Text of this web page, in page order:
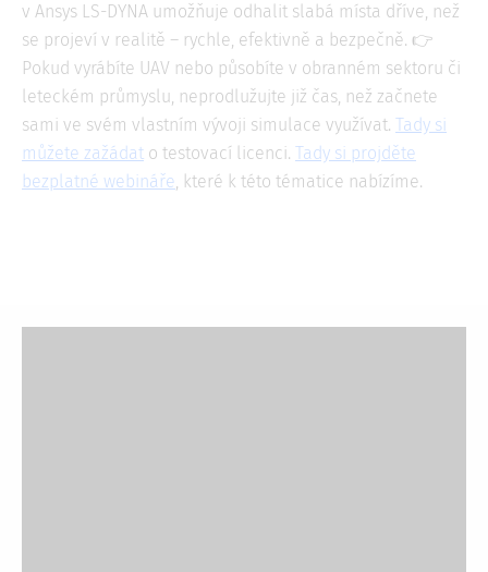
v Ansys LS-DYNA umožňuje odhalit slabá místa dříve, než
se projeví v realitě – rychle, efektivně a bezpečně. 👉
Pokud vyrábíte UAV nebo působíte v obranném sektoru či
leteckém průmyslu, neprodlužujte již čas, než začnete
sami ve svém vlastním vývoji simulace využívat. Tady si
můžete zažádat o testovací licenci. Tady si projděte
bezplatné webináře, které k této tématice nabízíme.